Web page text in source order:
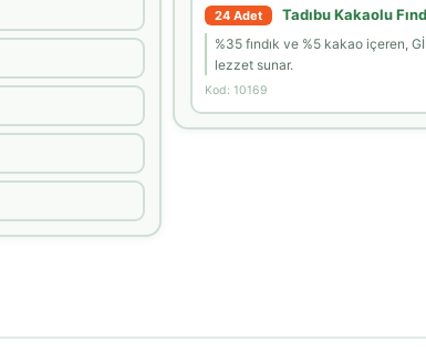
24 Adet Tadıbu Kakaolu
%35 fındık ve %5 kakao içeren,
lezzet sunar.
Kod: 10169